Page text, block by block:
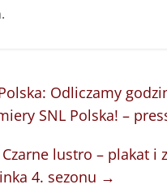
Odliczamy
SNL Polska! –
lustro – plakat i
4. sezonu →